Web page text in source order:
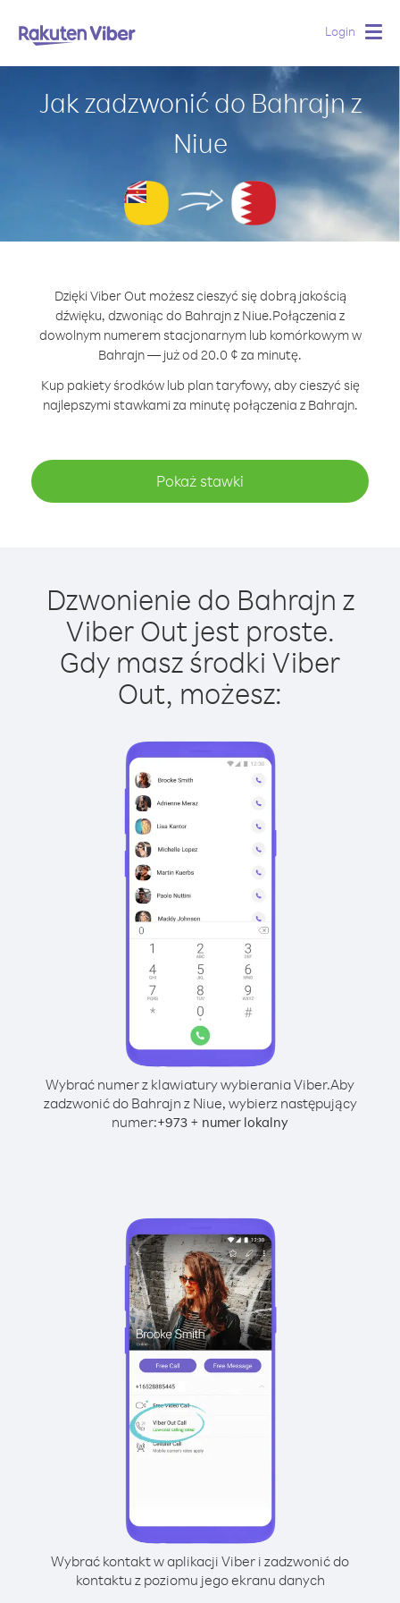
Login
Jak zadzwonić do Bahrajn z
Niue
Dzięki Viber Out możesz cieszyć się dobrą jakością
dźwięku, dzwoniąc do Bahrajn z Niue.Połączenia z
dowolnym numerem stacjonarnym lub komórkowym w
Bahrajn — już od 20.0 ¢ za minutę.
Kup pakiety środków lub plan taryfowy, aby cieszyć się
najlepszymi stawkami za minutę połączenia z Bahrajn.
Pokaż stawki
Dzwonienie do Bahrajn z
Viber Out jest proste.
Gdy masz środki Viber
Out, możesz:
Wybrać numer z klawiatury wybierania Viber.Aby
zadzwonić do Bahrajn z Niue, wybierz następujący
numer:+973 + numer lokalny
Wybrać kontakt w aplikacji Viber i zadzwonić do
kontaktu z poziomu jego ekranu danych